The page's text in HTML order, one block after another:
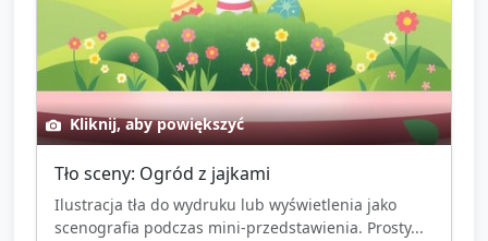
Kliknij, aby powiększyć
Tło sceny: Ogród z jajkami
Ilustracja tła do wydruku lub wyświetlenia jako
scenografia podczas mini-przedstawienia. Prosty...